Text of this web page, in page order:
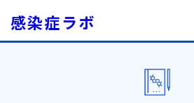
感染症ラボ